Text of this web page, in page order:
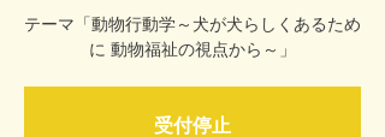
テーマ「動物行動学～​犬が犬らしくあるため
に ​動物福祉の視点から～」
受付停止